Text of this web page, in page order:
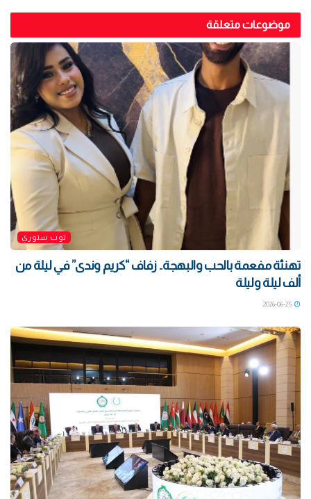
موضوعات متعلقة
توب ستوري
تهنئة مفعمة بالحب والبهجة.. زفاف “كريم وندى” في ليلة من
ألف ليلة وليلة